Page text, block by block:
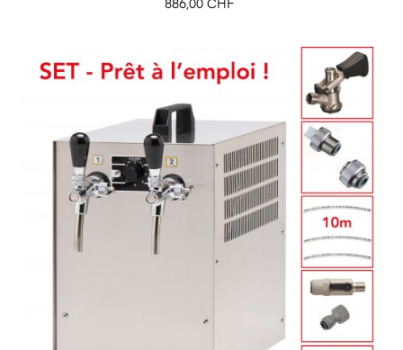
Prix
886,00 CHF